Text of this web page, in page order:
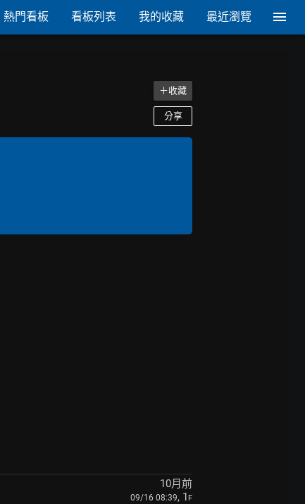
熱門看板 看板列表 我的收藏 最近瀏覽
＋收藏
分享
10月前
09/16 08:39, 1 F